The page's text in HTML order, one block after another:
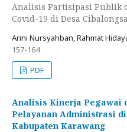
Analisis Partisipasi Publik
Covid-19 di Desa
Arini Nursyahban, Rahmat
157-164
PDF
Analisis Kinerja Pegawai
Pelayanan Administrasi
Kabupaten Karawang